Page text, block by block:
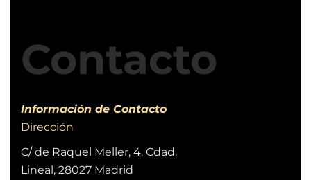
Contacto
Información de Contacto
Dirección
C/ de Raquel Meller, 4, Cdad.
Lineal, 28027 Madrid